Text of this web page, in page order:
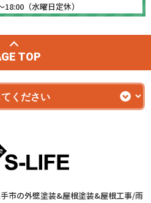
18:00（水曜日定休）
TOP
市の外壁塗装&屋根塗装&屋根工事/雨